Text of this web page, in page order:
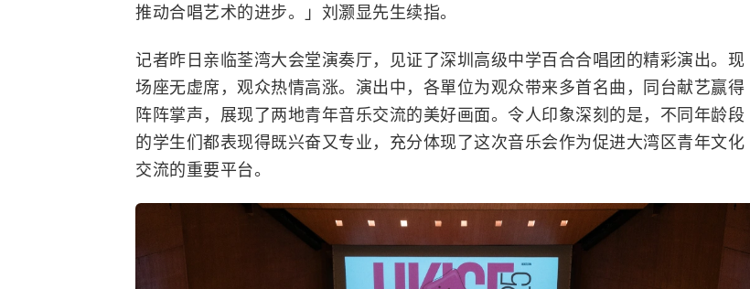
推动合唱艺术的进步。」刘灏显先生续指。
记者昨日亲临荃湾大会堂演奏厅，见证了深圳高级中学百合合唱团的精彩演出。现
场座无虚席，观众热情高涨。演出中，各單位为观众带来多首名曲，同台献艺赢得
阵阵掌声，展现了两地青年音乐交流的美好画面。令人印象深刻的是，不同年龄段
的学生们都表现得既兴奋又专业，充分体现了这次音乐会作为促进大湾区青年文化
交流的重要平台。